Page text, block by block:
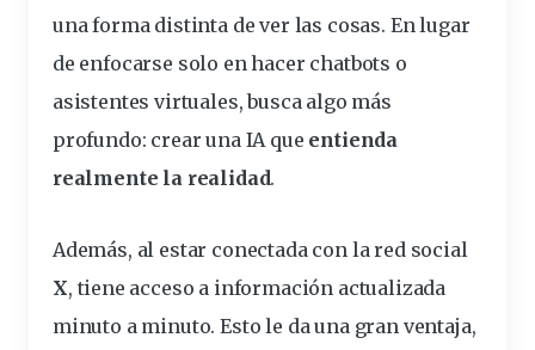
una forma distinta de ver las cosas. En lugar
de enfocarse solo en hacer chatbots o
asistentes virtuales, busca algo más
profundo: crear una IA que entienda
realmente la realidad.
Además, al estar conectada con la red social
X, tiene acceso a información actualizada
minuto a minuto. Esto le da una gran ventaja,